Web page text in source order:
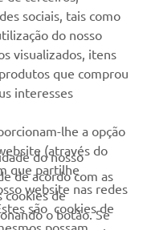
eventos especiais,
sociais, tais como
do nosso
visualizados, itens
que comprou
interesses
lhe a opção
(através do
que partilhe
website nas redes
são cookies de
possam
do nosso
de acordo com as
cookies de
o botão. Se
apenas aceitar